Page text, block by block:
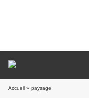
Accueil » paysage